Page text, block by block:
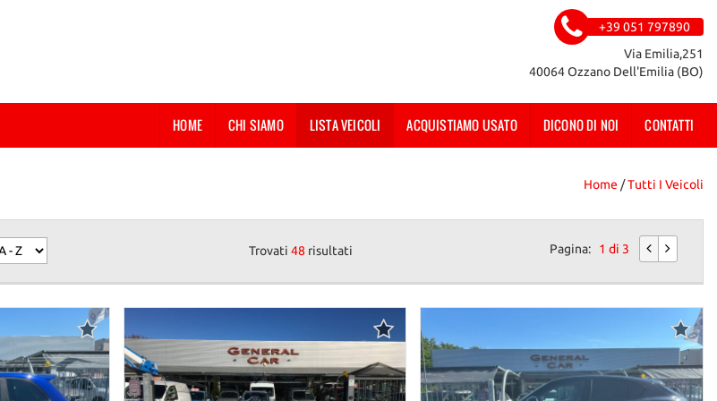
+39 051 797890
Via Emilia,251
40064 Ozzano Dell'Emilia (BO)
HOME CHI SIAMO LISTA VEICOLI ACQUISTIAMO USATO DICONO DI NOI CONTATTI
Home /Tutti I Veicoli
Trovati48 risultati Pagina: 1 di 3